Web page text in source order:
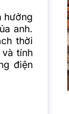
hưởng
anh.
thời
tính
điện